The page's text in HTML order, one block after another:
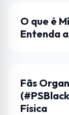
O que é
Entenda
JOGOS
Fãs
Física